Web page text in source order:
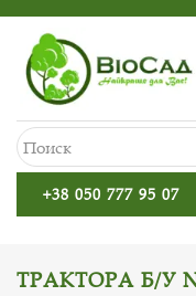
+38 050 777 95 07
ТРАКТОРА Б/У